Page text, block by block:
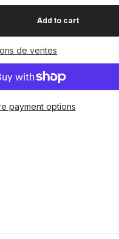
Add to cart
de ventes
payment options